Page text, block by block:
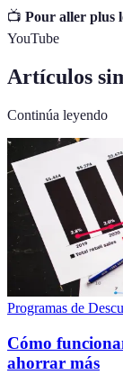
📺 Pour aller plus
YouTube
Artículos
Continúa leyendo
Programas de
Cómo
ahorrar más